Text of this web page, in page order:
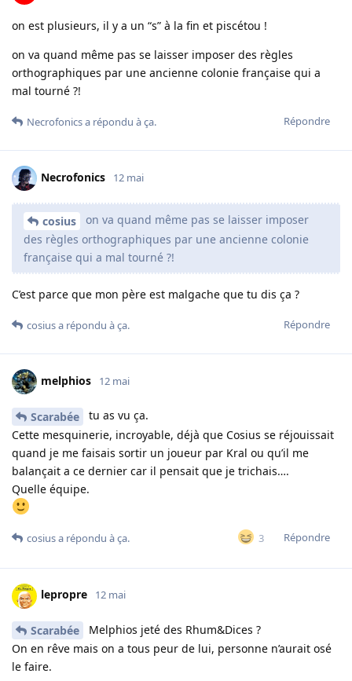
on est plusieurs, il y a un “s” à la fin et piscétou !
on va quand même pas se laisser imposer des règles
orthographiques par une ancienne colonie française qui a
mal tourné ?!
Répondre
Necrofonicsa répondu à ça.
Necrofonics 12 mai
cosius
on va quand même pas se laisser imposer
des règles orthographiques par une ancienne colonie
française qui a mal tourné ?!
C’est parce que mon père est malgache que tu dis ça ?
Répondre
cosiusa répondu à ça.
melphios 12 mai
Scarabée
tu as vu ça.
Cette mesquinerie, incroyable, déjà que Cosius se réjouissait
quand je me faisais sortir un joueur par Kral ou qu’il me
balançait a ce dernier car il pensait que je trichais….
Quelle équipe.
3 Répondre
cosiusa répondu à ça.
lepropre 12 mai
Scarabée
Melphios jeté des Rhum&Dices ?
On en rêve mais on a tous peur de lui, personne n’aurait osé
le faire.